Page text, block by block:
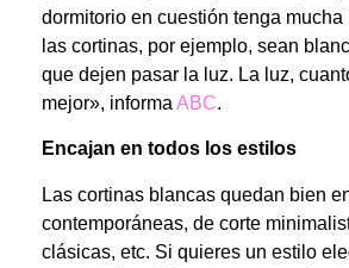
dormitorio en cuestión tenga mucha
las cortinas, por ejemplo, sean
que dejen pasar la luz. La luz,
mejor», informaABC.
Encajan en todos los estilos
Las cortinas blancas quedan bien
contemporáneas, de corte
clásicas, etc. Si quieres un estilo